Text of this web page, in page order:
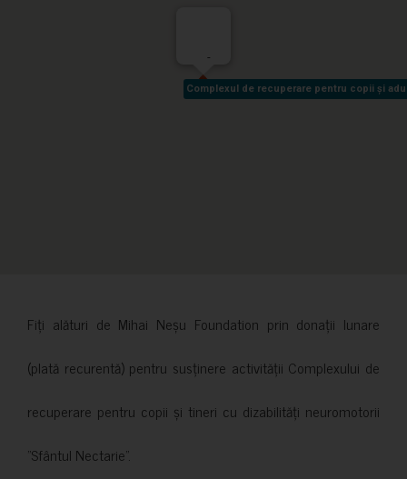
Complexul de recuperare pentru copii și
Complexul de recuperare pentru copii și
-
Fiți alături de Mihai Neșu Foundation prin donații lunare
(plată recurentă) pentru susținere activității Complexului de
recuperare pentru copii și tineri cu dizabilități neuromotorii
”Sfântul Nectarie”.